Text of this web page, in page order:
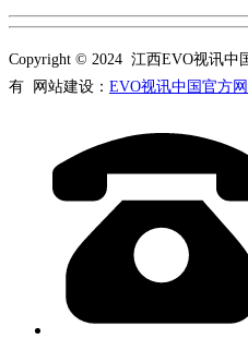
Copyright © 2024 江西EVO视讯中
有 网站建设： EVO视讯中国官方